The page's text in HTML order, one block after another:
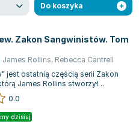
Do koszyka
Zakon Sangwinistów. Tom
James Rollins, Rebecca Cantrell
jest ostatnią częścią serii Zakon
James Rollins stworzył
Cantrell. To wyją...
0.0
dzisiaj